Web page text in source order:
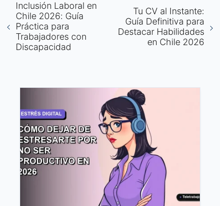
Inclusión Laboral en
Chile 2026: Guía
Práctica para
Trabajadores con
Discapacidad
Tu CV al Instante:
Guía Definitiva para
Destacar Habilidades
en Chile 2026